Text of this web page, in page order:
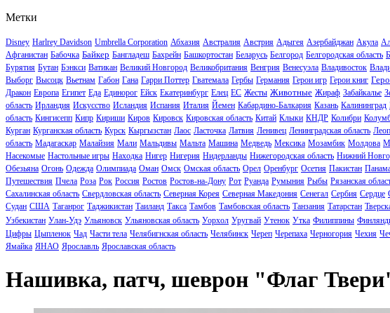
Метки
Disney Harlrey Davidson Umbrella Corporation Абхазия Австралия Австрия Адыгея Азербайджан Акула
Афганистан Бабочка Байкер Бангладеш Бахрейн Башкортостан Беларусь Белгород Белгородская область
Бурятия Бутан Бэнкси Ватикан Великий Новгород Великобритания Венгрия Венесуэла Владивосток
Выборг Высоцк Вьетнам Габон Гана Гарри Поттер Гватемала Гербы Германия Герои игр Герои книг
Дракон Европа Египет Еда Единорог Ейск Екатеринбург Елец ЕС Жесты Животные Жираф Забайкалье
область Ирландия Искусство Исландия Испания Италия Йемен Кабардино-Балкария Казань Калининград
область Кингисепп Кипр Кириши Киров Кировск Кировская область Китай Клыки КНДР Колибри
Курган Курганская область Курск Кыргызстан Лаос Ласточка Латвия Ленивец Ленинградская область
область Мадагаскар Малайзия Мали Мальдивы Мальта Машина Медведь Мексика Мозамбик Молдова
Насекомые Настольные игры Находка Нигер Нигерия Нидерланды Нижегородская область Нижний
Обезьяна Огонь Одежда Олимпиада Оман Омск Омская область Орел Оренбург Осетия Пакистан
Путешествия Пчела Роза Рок Россия Ростов Ростов-на-Дону Рот Руанда Румыния Рыбы Рязанская
Сахалинская область Свердловская область Северная Корея Северная Македония Сенегал Сербия Сердце
Судан США Таганрог Таджикистан Таиланд Такса Тамбов Тамбовская область Танзания Татарстан
Узбекистан Улан-Удэ Ульяновск Ульяновская область Уорхол Уругвай Утенок Утка Филиппины
Цифры Цыпленок Чад Части тела Челябигнская область Челябинск Череп Черепаха Черногория Чехия
Ямайка ЯНАО Ярославль Ярославская область
Нашивка, патч, шеврон "Флаг